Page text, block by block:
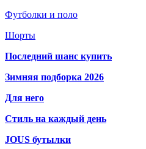
Футболки и поло
Шорты
Последний шанс купить
Зимняя подборка 2026
Для него
Стиль на каждый день
JOUS бутылки